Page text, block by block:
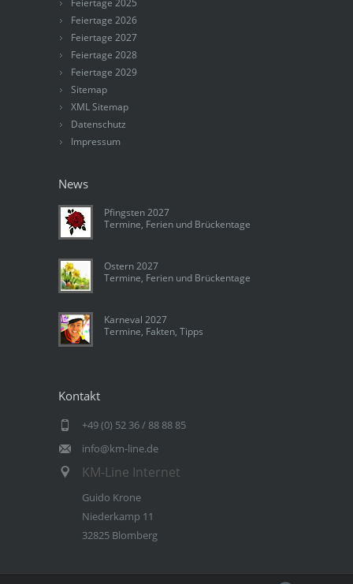
Feiertage 2025
Feiertage 2026
Feiertage 2027
Feiertage 2028
Feiertage 2029
Sitemap
XML Sitemap
Datenschutz
Impressum
News
Pfingsten 2027
Termine, Ferien und Brückentage
Ostern 2027
Termine, Ferien und Brückentage
Karneval 2027
Termine, Fakten, Tipps
Kontakt
+49 (0) 52 36 / 88 88 85
info@km-line.de
KM-Line Internet
Guido Krone
Niederkamp 11
32825 Blomberg